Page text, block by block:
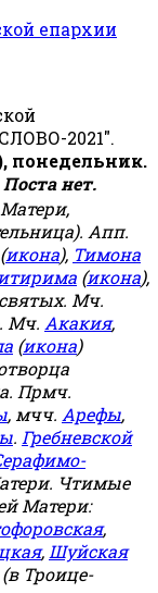
епархии
2021".
понедельник.
Поста нет.
Апп.
(икона), Тимона
(икона),
Мч.
Мч. Акакия,
(икона)
Прмч.
, мчч. Арефы,
. Гребневской
Чтимые
Матери:
,
, Шуйская
Троице-